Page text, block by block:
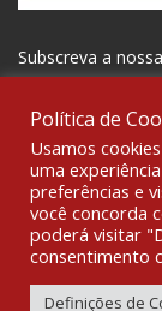
Subscreva a
SOCIALIZE
© 2021 All rights
Sinalética Lda.
Política de
Usamos
uma
preferências e
você concorda
poderá visitar
consentimento
Definições de